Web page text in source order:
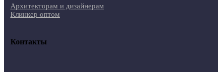
Архитекторам и дизайнерам
Клинкер оптом
Контакты